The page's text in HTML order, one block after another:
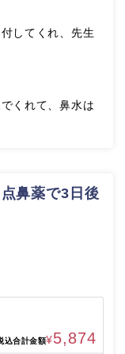
してくれ、先生
くれて、鼻水は
鼻薬で3日後
込合計金額¥5,874